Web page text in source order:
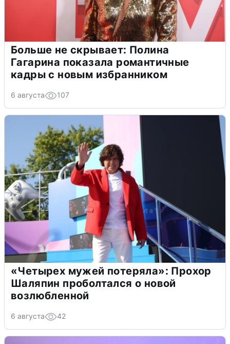
Больше не скрывает: Полина
Гагарина показала романтичные
кадры с новым избранником
6 августа 107
«Четырех мужей потеряла»: Прохор
Шаляпин проболтался о новой
возлюбленной
6 августа 42